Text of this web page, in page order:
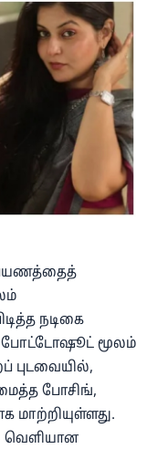
பயணத்தைத்
நடிகை
போட்டோஷூட் மூலம்
புடவையில்,
போசிங்,
வெளியான